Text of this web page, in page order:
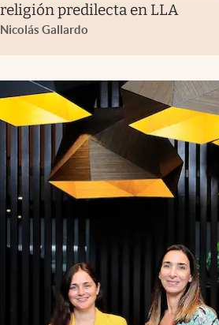
religión predilecta en LLA
Nicolás Gallardo